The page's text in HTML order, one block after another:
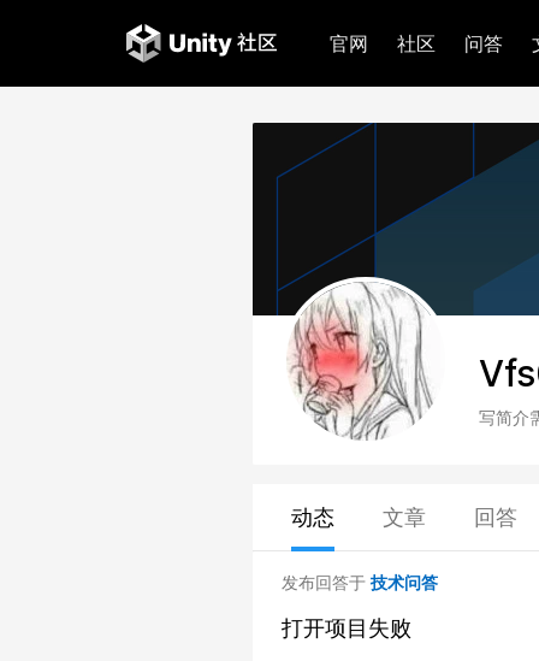
官网 社区 问答
写简介
动态 文章 回答
发布回答于 技术问答
打开项目失败